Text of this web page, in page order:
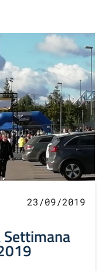
23/09/2019
Settimana